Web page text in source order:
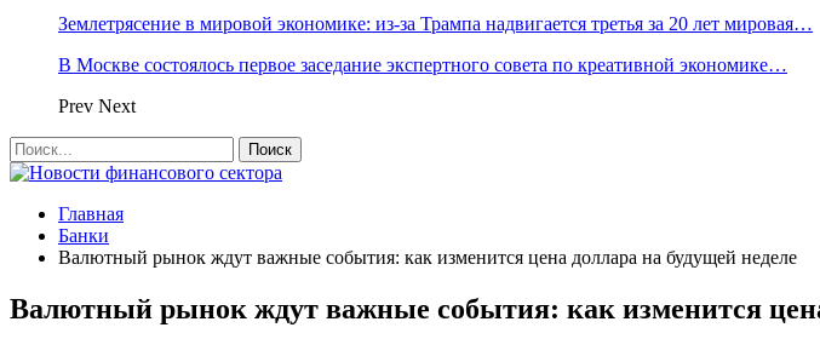
Землетрясение в мировой экономике: из-за Трампа надвигается третья за 20 лет мировая…
В Москве состоялось первое заседание экспертного совета по креативной экономике…
Prev Next
Главная
Банки
Валютный рынок ждут важные события: как изменится цена доллара на будущей неделе
Валютный рынок ждут важные события: как изменится